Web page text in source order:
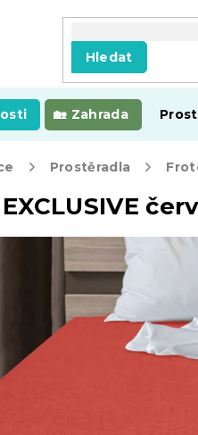
Hledat
Zahrada
Prostěradla